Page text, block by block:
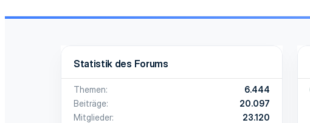
Statistik des Forums
Themen
6.444
Beiträge
20.097
Mitglieder
23.120